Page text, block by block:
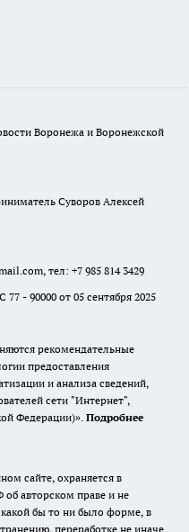
Воронежа и Воронежской
Суворов Алексей
тел: +7 985 814 3429
- 90000 от 05 сентября 2025
рекомендательные
предоставления
и анализа сведений,
сети "Интернет",
Федерации)». Подробнее
сайте, охраняется в
об авторском праве и не
бы то ни было форме, в
переработке не иначе